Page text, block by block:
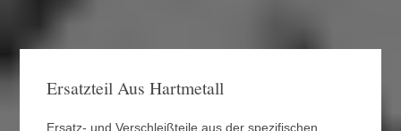
Ersatzteil Aus Hartmetall
Ersatz- und Verschleißteile aus der spezifischen